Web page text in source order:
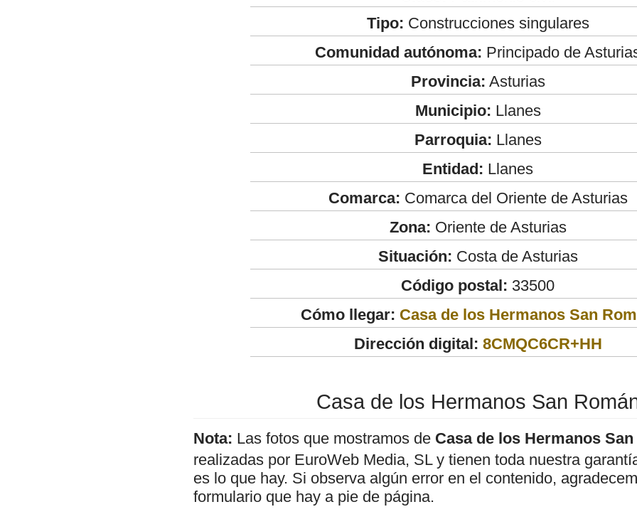
Tipo: Construcciones singulares
Comunidad autónoma: Principado de
Provincia: Asturias
Municipio: Llanes
Parroquia: Llanes
Entidad: Llanes
Comarca: Comarca del Oriente de Asturias
Zona: Oriente de Asturias
Situación: Costa de Asturias
Código postal: 33500
Cómo llegar: Casa de los Hermanos San
Dirección digital: 8CMQC6CR+HH
Casa de los Hermanos San
Nota: Las fotos que mostramos de Casa de los Hermanos
realizadas por EuroWeb Media, SL y tienen toda nuestra
es lo que hay. Si observa algún error en el contenido,
formulario que hay a pie de página.